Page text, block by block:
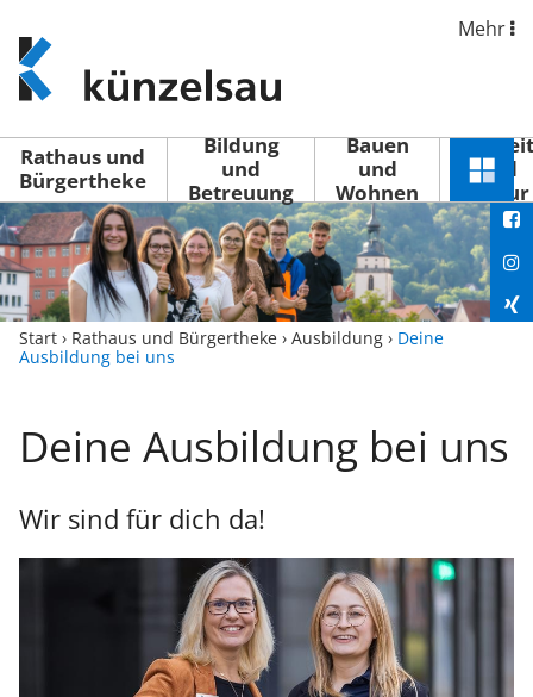
www.kuenzelsau.de
(zur
Startseite)
Mehr
Rathaus und
Bürgertheke
Bildung
und
Betreuung
Bauen
und
Wohnen
Freizeit
und
Kultur
Menü
Start › Rathaus und Bürgertheke › Ausbildung › Deine
Ausbildung bei uns
Deine Ausbildung bei uns
Wir sind für dich da!